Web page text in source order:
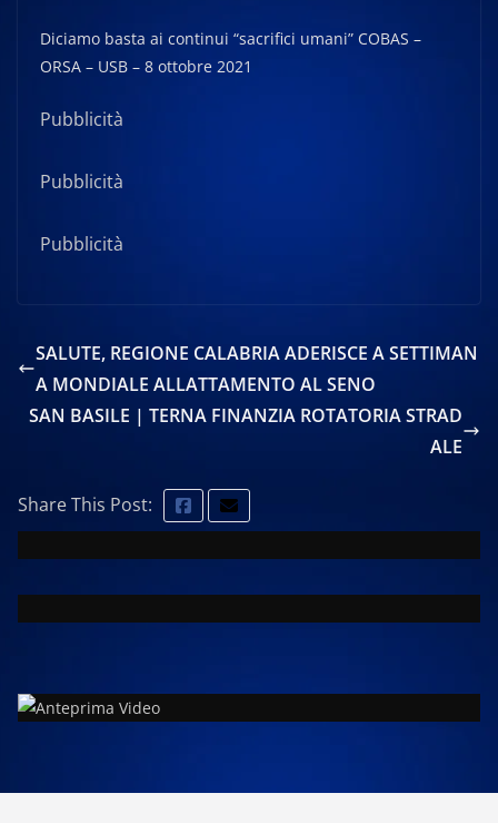
Diciamo basta ai continui “sacrifici umani” COBAS –
ORSA – USB – 8 ottobre 2021
Pubblicità
Pubblicità
Pubblicità
SALUTE, REGIONE CALABRIA ADERISCE A SETTIMAN
A MONDIALE ALLATTAMENTO AL SENO
SAN BASILE | TERNA FINANZIA ROTATORIA STRAD
ALE
Share This Post: